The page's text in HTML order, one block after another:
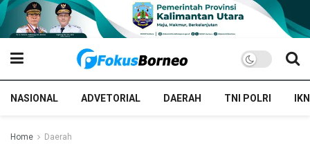
NASIONAL ADVETORIAL DAERAH TNI POLRI IKN
Home Daerah